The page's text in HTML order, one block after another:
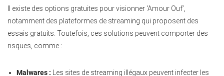
Il existe des options gratuites pour visionner ‘Amour Ouf’,
notamment des plateformes de streaming qui proposent des
essais gratuits. Toutefois, ces solutions peuvent comporter des
risques, comme :
Malwares : Les sites de streaming illégaux peuvent infecter les